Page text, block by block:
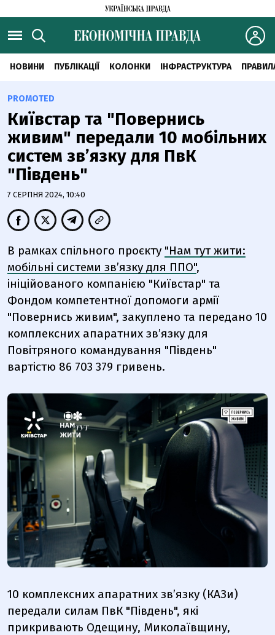
НОВИНИ ПУБЛІКАЦІЇ КОЛОНКИ ІНФРАСТРУКТУРА
PROMOTED
Київстар та "Повернись
живим" передали 10 мобільних
систем зв’язку для ПвК
"Південь"
7 СЕРПНЯ 2024, 10:40
В рамках спільного проєкту "Нам тут жити:
мобільні системи зв’язку для ППО",
ініційованого компанією "Київстар" та
Фондом компетентної допомоги армії
"Повернись живим", закуплено та передано 10
комплексних апаратних зв’язку для
Повітряного командування "Південь"
вартістю 86 703 379 гривень.
10 комплексних апаратних зв’язку (КАЗи)
передали силам ПвК "Південь", які
прикривають Одещину, Миколаївщину,